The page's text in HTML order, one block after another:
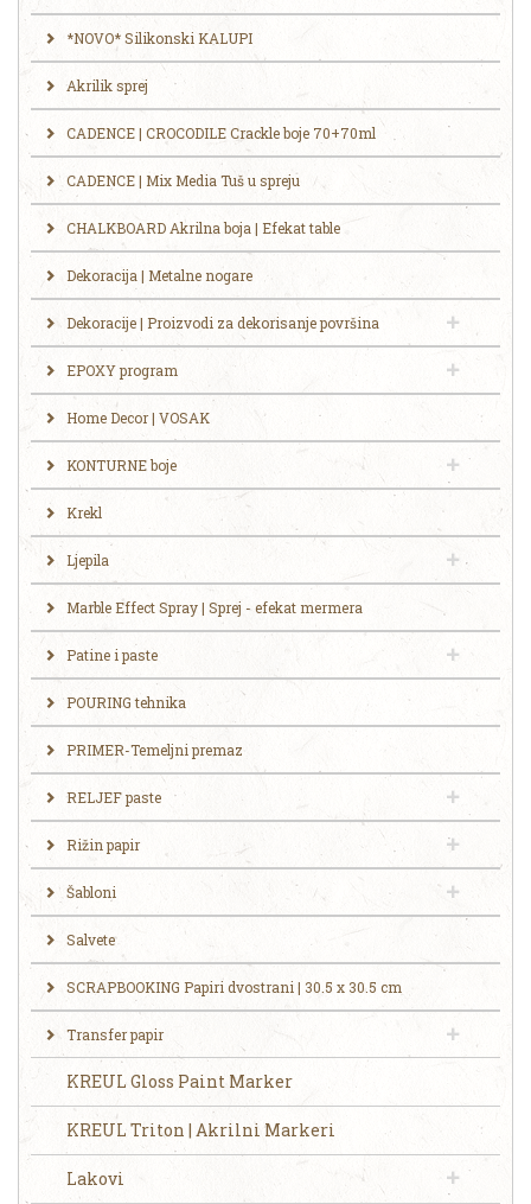
*NOVO* Silikonski KALUPI
Akrilik sprej
CADENCE | CROCODILE Crackle boje 70+70ml
CADENCE | Mix Media Tuš u spreju
CHALKBOARD Akrilna boja | Efekat table
Dekoracija | Metalne nogare
Dekoracije | Proizvodi za dekorisanje površina
EPOXY program
Home Decor | VOSAK
KONTURNE boje
Krekl
Ljepila
Marble Effect Spray | Sprej - efekat mermera
Patine i paste
POURING tehnika
PRIMER-Temeljni premaz
RELJEF paste
Rižin papir
Šabloni
Salvete
SCRAPBOOKING Papiri dvostrani | 30.5 x 30.5 cm
Transfer papir
KREUL Gloss Paint Marker
KREUL Triton | Akrilni Markeri
Lakovi